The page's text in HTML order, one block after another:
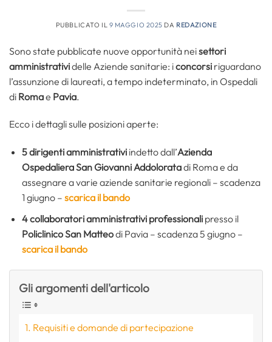
PUBBLICATO IL 9 MAGGIO 2025 DA REDAZIONE
Sono state pubblicate nuove opportunità neisettori
amministratividelle Aziende sanitarie: iconcorsi riguardano
l’assunzione di laureati, a tempo indeterminato, in Ospedali
di Romae Pavia.
Ecco i dettagli sulle posizioni aperte:
5dirigenti amministrativiindetto dall’Azienda
Ospedaliera San Giovanni Addoloratadi Roma e da
assegnare a varie aziende sanitarie regionali – scadenza
1 giugno – scarica il bando
4 collaboratori amministrativi professionalipresso il
Policlinico San Matteodi Pavia – scadenza 5 giugno –
scarica il bando
Gli argomenti dell'articolo
Requisiti e domande di partecipazione